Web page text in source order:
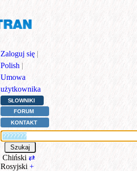
Zaloguj się |
Polish |
Umowa
użytkownika
SŁOWNIKI
FORUM
KONTAKT
Chiński ⇄
Rosyjski +